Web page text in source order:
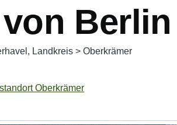
Berlin
Landkreis >Oberkrämer
Oberkrämer